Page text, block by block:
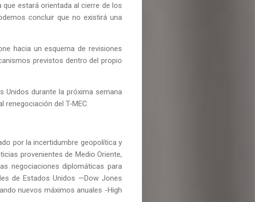
que estará orientada al cierre de los
concluir que no existirá una
hacia un esquema de revisiones
previstos dentro del propio
Unidos durante la próxima semana
del T-MEC.
por la incertidumbre geopolítica y
provenientes de Medio Oriente,
negociaciones diplomáticas para
de Estados Unidos —Dow Jones
nuevos máximos anuales -High